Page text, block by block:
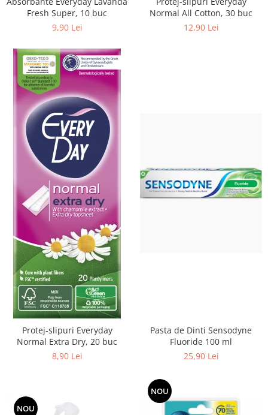
Fresh Super, 10 buc
9,90 Lei
Normal All Cotton, 30 buc
12,90 Lei
Protej-slipuri Everyday
Normal Extra Dry, 20 buc
8,90 Lei
Pasta de Dinti Sensodyne
Fluoride 100 ml
25,90 Lei
NOU
NOU